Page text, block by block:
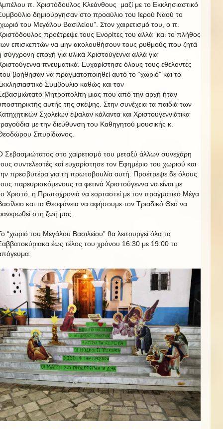
π. Χριστόδουλος Κλεάνθους μαζί με το Εκκλησιαστικό
δημιούργησαν στο προαύλιο του Ιερού Ναού το
του Μεγάλου Βασιλείου”. Στον χαιρετισμό του, ο π.
προέτρεψε τους Ενορίτες του αλλά και το πλήθος
επισκεπτών να μην ακολουθήσουν τους ρυθμούς που ζητά
σύγχρονη εποχή για υλικά Χριστούγεννα αλλά για
πνευματικά. Ευχαρίστησε όλους τους εθελοντές
βοήθησαν να πραγματοποιηθεί αυτό το “χωριό” και το
Συμβούλιο καθώς και τον
Μητροπολίτη μιας που από την αρχή ήταν
αυτής της σκέψης. Στην συνέχεια τα παιδιά των
Σχολείων έψαλαν κάλαντα και Χριστουγεννιάτικα
με την διεύθυνση του Καθηγητού μουσικής κ.
Σπυρίδωνος.
Σεβασμιώτατος στο χαιρετισμό του μεταξύ άλλων συνεχάρη
συντελεστές καί ευχαρίστησε τον Εφημέριο του χωριού και
πρεσβυτέρα για τη πρωτοβουλία αυτή. Προέτρεψε δε όλους
παρευρισκόμενους τα φετινά Χριστούγεννα να είναι με
Χριστό, η Πρωτοχρονιά να εορταστεί με τον πραγματικό Μέγα
και τα Θεοφάνεια να αφήσουμε τον Τριαδικό Θεό να
στη ζωή μας.
“χωριό του Μεγάλου Βασιλείου” θα λειτουργεί όλα τα
έως τέλος του χρόνου 16:30 με 19:00 το